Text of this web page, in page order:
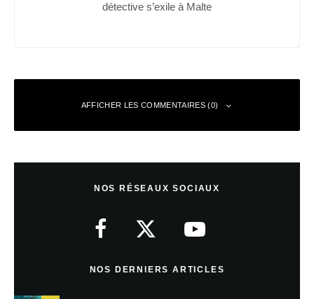
détective s’exile à Malte
AFFICHER LES COMMENTAIRES (0)
NOS RÉSEAUX SOCIAUX
NOS DERNIERS ARTICLES